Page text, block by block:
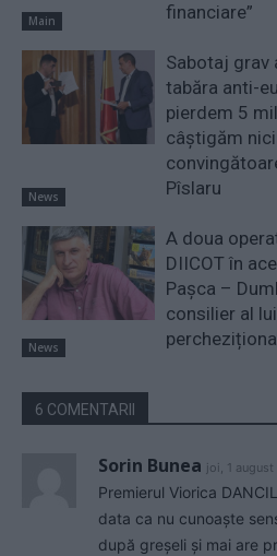
Main
financiare”
News
Sabotaj grav
tabăra anti-
pierdem 5
câștigăm
Pîslaru
News
A doua
DIICOT în
Pașca –
consilier al
6 COMENTARII
Sorin Bunea joi, 1
Premierul Viorica
data ca nu cunoaște
după greșeli și mai are